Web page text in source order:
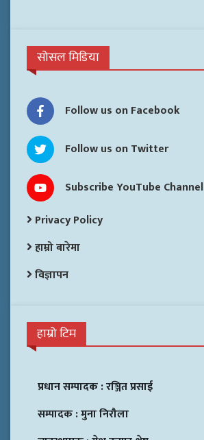
सोसल मिडिया
Follow us on Facebook
Follow us on Twitter
Subscribe YouTube Channel
Privacy Policy
हाम्रो बारेमा
विज्ञापन
हाम्रो टिम
प्रधान सम्पादक :रञ्जित प्रसाई
सम्पादक :मुना निरौला